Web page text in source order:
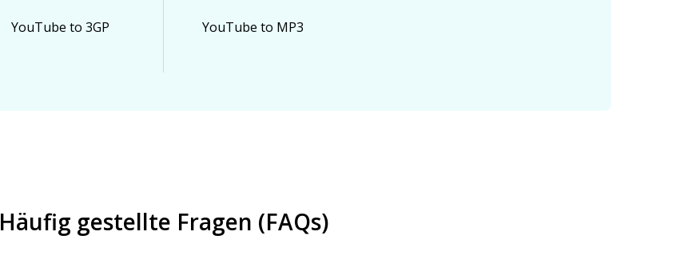
YouTube to 3GP YouTube to MP3
Häufig gestellte Fragen (FAQs)